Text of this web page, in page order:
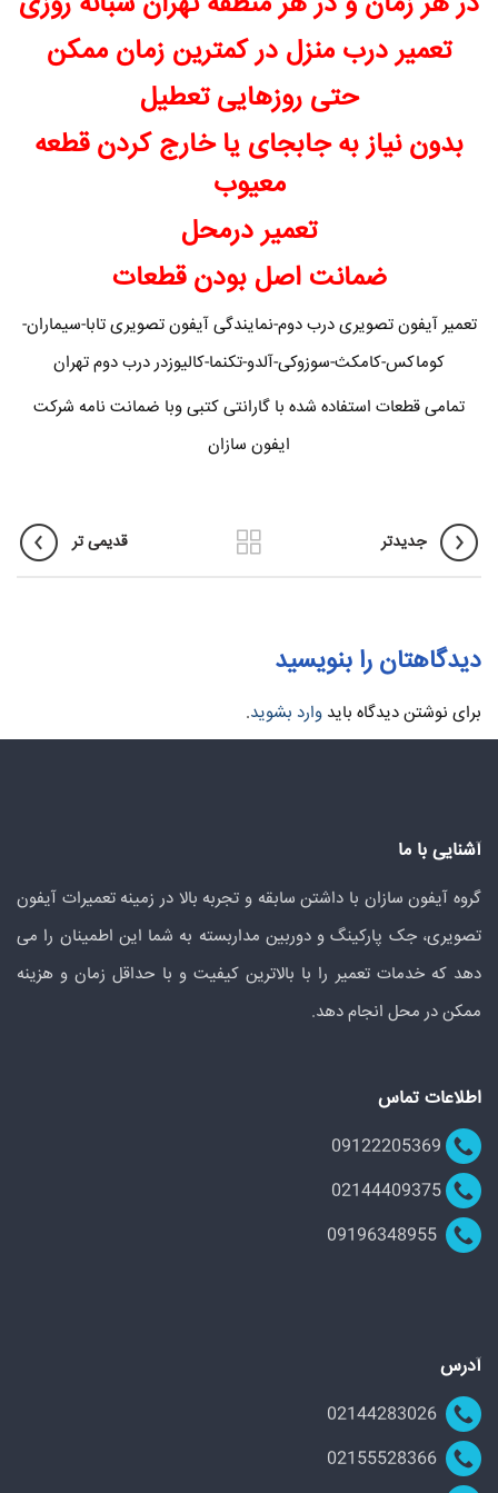
تعمیر درب منزل در کمترین زمان ممکن
حتی روزهایی تعطیل
بدون نیاز به جابجای یا خارج کردن قطعه
معیوب
تعمیر درمحل
ضمانت اصل بودن قطعات
تعمیر آیفون تصویری درب دوم-نمایندگی آیفون تصویری تابا-سیماران-
کوماکس-کامکث-سوزوکی-آلدو-تکنما-کالیوزدر درب دوم تهران
تمامی قطعات استفاده شده با گارانتی کتبی وبا ضمانت نامه شرکت
ایفون سازان
جدیدتر قدیمی تر
دیدگاهتان را بنویسید
برای نوشتن دیدگاه باید وارد بشوید.
آشنایی با ما
گروه آیفون سازان با داشتن سابقه و تجربه بالا در زمینه تعمیرات آیفون
تصویری، جک پارکینگ و دوربین مداربسته به شما این اطمینان را می
دهد که خدمات تعمیر را با بالاترین کیفیت و با حداقل زمان و هزینه
ممکن در محل انجام دهد.
اطلاعات تماس
آدرس